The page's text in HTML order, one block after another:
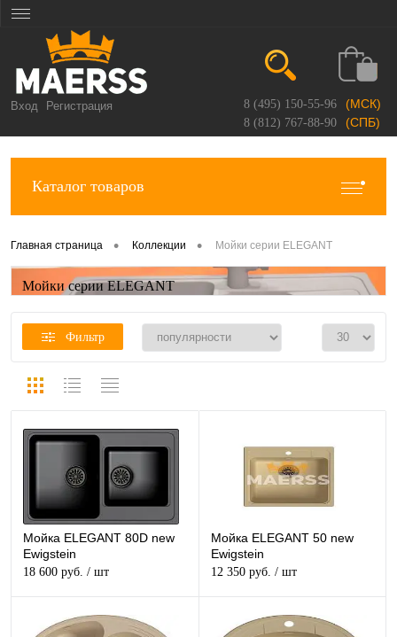
Вход Регистрация 8 (495) 150-55-96 (МСК)
8 (812) 767-88-90 (СПБ)
Каталог товаров
Главная страница • Коллекции • Мойки серии ELEGANT
Мойки серии ELEGANT
Фильтр
Мойка ELEGANT 80D new
Ewigstein
18 600 руб. / шт
Мойка ELEGANT 50 new
Ewigstein
12 350 руб. / шт